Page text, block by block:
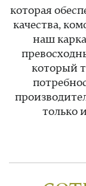
которая
качества,
наш
который
только